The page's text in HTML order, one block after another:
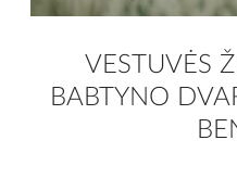
VESTUVĖS
BABTYNO